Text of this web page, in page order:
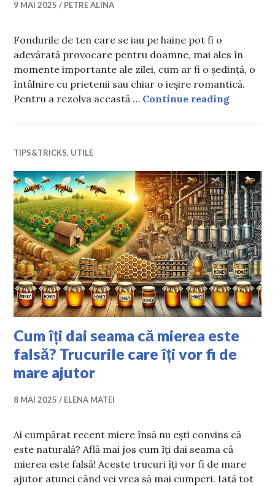
9 MAI 2025 PETRE ALINA
Fondurile de ten care se iau pe haine pot fi o
adevărată provocare pentru doamne, mai ales în
momente importante ale zilei, cum ar fi o ședință, o
întâlnire cu prietenii sau chiar o ieșire romantică.
Pentru a rezolva această … Continue readingSecretul
TIPS&TRICKS, UTILE
Cum îți dai seama că mierea este
falsă? Trucurile care îți vor fi de
mare ajutor
8 MAI 2025 ELENA MATEI
Ai cumpărat recent miere însă nu ești convins că
este naturală? Află mai jos cum îți dai seama că
mierea este falsă! Aceste trucuri îți vor fi de mare
ajutor atunci când vei vrea să mai cumperi. Iată tot